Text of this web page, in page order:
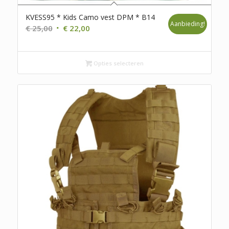
KVESS95 * Kids Camo vest DPM * B14
€25,00 Oorspronkelijke
was:
€22,00Huidige
is:
€ 22,00.
Aanbieding!
Opties selecteren